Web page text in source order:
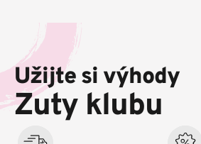
a
í
Užijte si výhody
Zuty klubu